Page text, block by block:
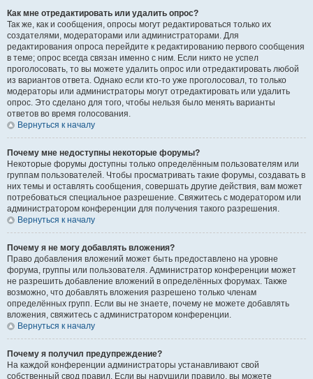
Как мне отредактировать или удалить опрос?
Так же, как и сообщения, опросы могут редактироваться только их
создателями, модераторами или администраторами. Для
редактирования опроса перейдите к редактированию первого сообщения
в теме; опрос всегда связан именно с ним. Если никто не успел
проголосовать, то вы можете удалить опрос или отредактировать любой
из вариантов ответа. Однако если кто-то уже проголосовал, то только
модераторы или администраторы могут отредактировать или удалить
опрос. Это сделано для того, чтобы нельзя было менять варианты
ответов во время голосования.
Вернуться к началу
Почему мне недоступны некоторые форумы?
Некоторые форумы доступны только определённым пользователям или
группам пользователей. Чтобы просматривать такие форумы, создавать в
них темы и оставлять сообщения, совершать другие действия, вам может
потребоваться специальное разрешение. Свяжитесь с модератором или
администратором конференции для получения такого разрешения.
Вернуться к началу
Почему я не могу добавлять вложения?
Право добавления вложений может быть предоставлено на уровне
форума, группы или пользователя. Администратор конференции может
не разрешить добавление вложений в определённых форумах. Также
возможно, что добавлять вложения разрешено только членам
определённых групп. Если вы не знаете, почему не можете добавлять
вложения, свяжитесь с администратором конференции.
Вернуться к началу
Почему я получил предупреждение?
На каждой конференции администраторы устанавливают свой
собственный свод правил. Если вы нарушили правило, вы можете